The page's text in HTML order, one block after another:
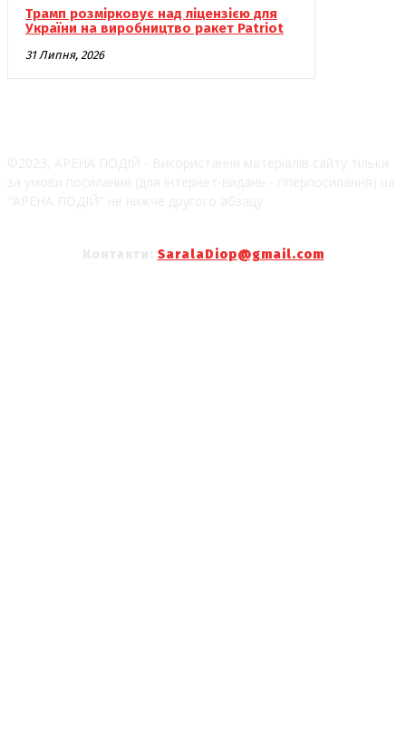
Трамп розмірковує над ліцензією для
України на виробництво ракет Patriot
31 Липня, 2026
SaralaDiop@gmail.com